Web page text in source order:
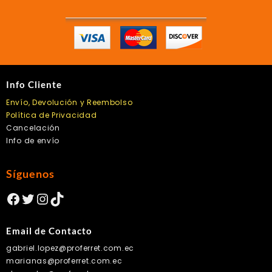
página
de
producto
Info Cliente
Envío, Devolución y Reembolso
Política de Privacidad
Cancelación
Info de envío
Síguenos
Facebook
Twitter
Instagram
TikTok
Email de Contacto
gabriel.lopez@proferret.com.ec
marianas@proferret.com.ec